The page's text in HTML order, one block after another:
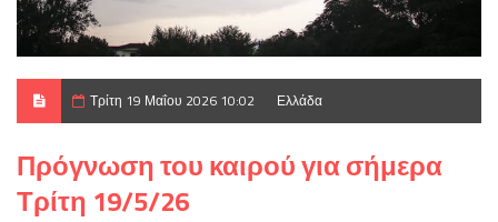
Τρίτη 19 Μαΐου 2026 10:02 Ελλάδα
Πρόγνωση του καιρού για σήμερα
Τρίτη 19/5/26